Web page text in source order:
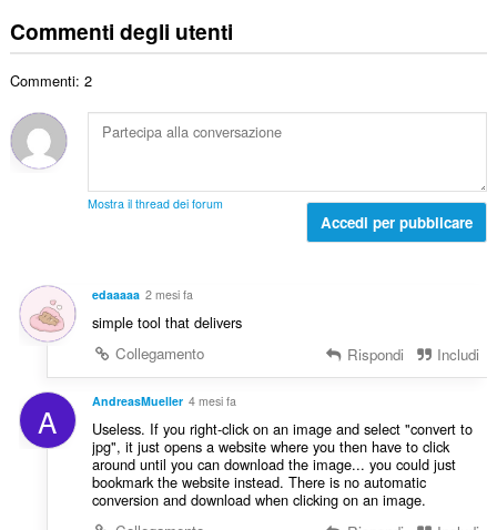
:u
d
i
:
d
i
u
z
i
o
t
e
d
i
z
i
e
t
o
l
g
u
d
i
z
:
Commenti degli utenti
Commenti: 2
Mostra il thread dei forum
Accedi per pubblicare
edaaaaa 2 mesi fa
simple tool that delivers
Collegamento
Rispondi Includi
A AndreasMueller 4 mesi fa
Useless. If you right-click on an image and select "convert to
jpg", it just opens a website where you then have to click
around until you can download the image... you could just
bookmark the website instead. There is no automatic
conversion and download when clicking on an image.